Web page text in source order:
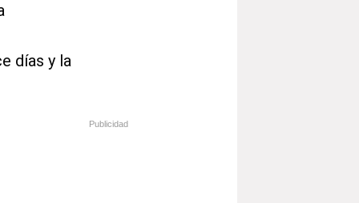
días y la
Publicidad